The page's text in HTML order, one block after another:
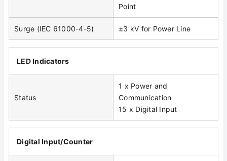
Point
Surge (IEC 61000-4-5) ±3 kV for Power Line
LED Indicators
Status
1 x Power and
Communication
15 x Digital Input
Digital Input/Counter